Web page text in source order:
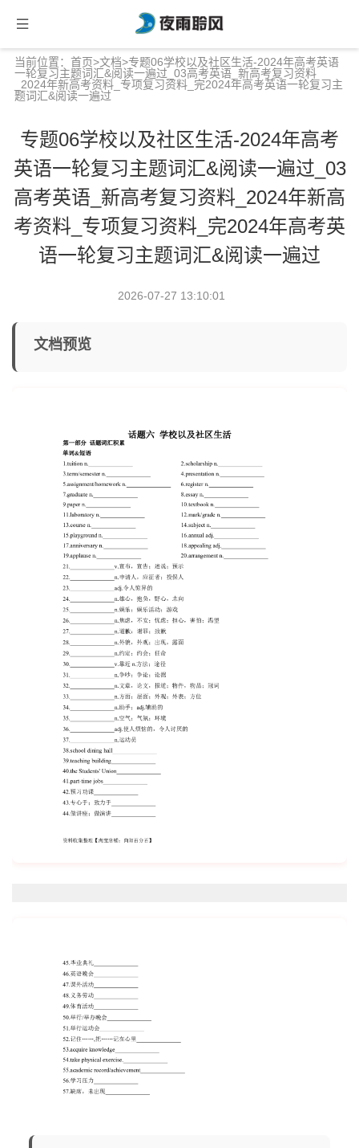
当前位置： 首页>文档>专题06学校以及社区生活-2024年高考英语
一轮复习主题词汇&阅读一遍过_03高考英语_新高考复习资料
_2024年新高考资料_专项复习资料_完2024年高考英语一轮复习主
题词汇&阅读一遍过
专题06学校以及社区生活-2024年高考
英语一轮复习主题词汇&阅读一遍过_03
高考英语_新高考复习资料_2024年新高
考资料_专项复习资料_完2024年高考英
语一轮复习主题词汇&阅读一遍过
2026-07-27 13:10:01
文档预览